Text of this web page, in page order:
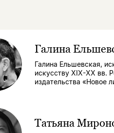
Галина
Галина Ельшевская,
искусству XIX-XX вв.
издательства «Новое
Татьяна